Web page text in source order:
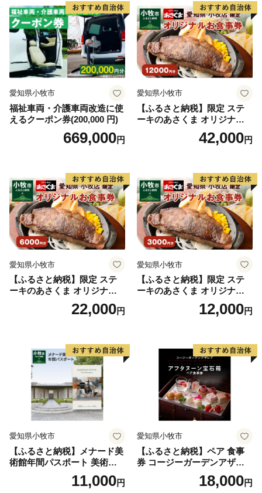
愛知県小牧市
福祉車両・介護車両改造に使
えるクーポン券(200,000 円)
669,000円
愛知県小牧市
【ふるさと納税】限定 ステ
ーキのあさくま オリジナル
お食事券 12000円 お好きなメ
ニュー 好きなだけ コーンス
県 小牧店 小牧市 チケット 送
料無料
42,000円
愛知県小牧市
【ふるさと納税】限定 ステ
ーキのあさくま オリジナル
お食事券 6000円 お好きなメ
ニュー 好きなだけ コーンス
県 小牧店 小牧市 チケット 送
料無料
22,000円
愛知県小牧市
【ふるさと納税】限定 ステ
ーキのあさくま オリジナル
お食事券 3000円 お好きなメ
ニュー 好きなだけ コーンス
県 小牧店 小牧市 チケット 送
12,000円
愛知県小牧市
【ふるさと納税】メナード美
術館年間パスポート 美術館
11,000円
愛知県小牧市
【ふるさと納税】ペア 食事
券 コージーガーデンアザレ
ア アフタヌーン宝石箱 ホテ
ル特製 デザート 6種類 サン
18,000円